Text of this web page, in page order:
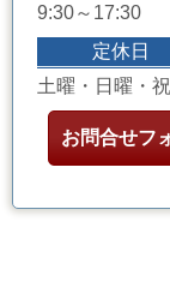
9:30～17:30
定休日
土曜・日曜・
お問合せフ